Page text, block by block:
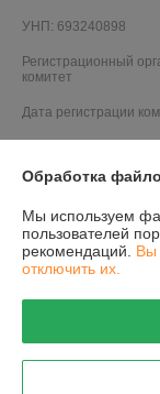
УНП: 693240898
Регистрационный
комитет
Дата регистрации
Обработка
Мы используем
пользователей
рекомендаций. Вы
отключить их.